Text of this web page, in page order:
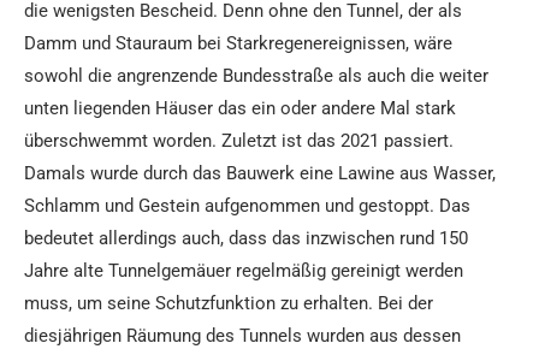
die wenigsten Bescheid. Denn ohne den Tunnel, der als
Damm und Stauraum bei Starkregenereignissen, wäre
sowohl die angrenzende Bundesstraße als auch die weiter
unten liegenden Häuser das ein oder andere Mal stark
überschwemmt worden. Zuletzt ist das 2021 passiert.
Damals wurde durch das Bauwerk eine Lawine aus Wasser,
Schlamm und Gestein aufgenommen und gestoppt. Das
bedeutet allerdings auch, dass das inzwischen rund 150
Jahre alte Tunnelgemäuer regelmäßig gereinigt werden
muss, um seine Schutzfunktion zu erhalten. Bei der
diesjährigen Räumung des Tunnels wurden aus dessen